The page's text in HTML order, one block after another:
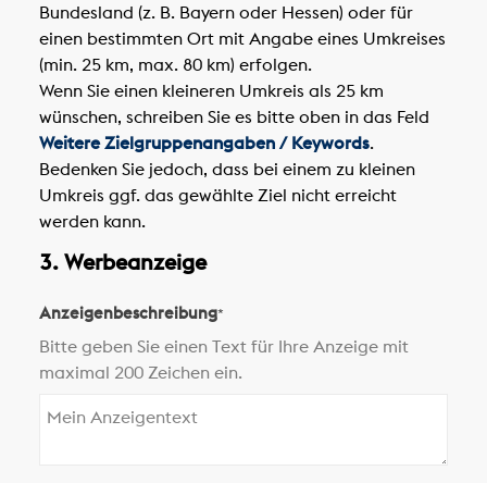
Bundesland (z. B. Bayern oder Hessen) oder für
einen bestimmten Ort mit Angabe eines Umkreises
(min. 25 km, max. 80 km) erfolgen.
Wenn Sie einen kleineren Umkreis als 25 km
wünschen, schreiben Sie es bitte oben in das Feld
Weitere Zielgruppenangaben / Keywords.
Bedenken Sie jedoch, dass bei einem zu kleinen
Umkreis ggf. das gewählte Ziel nicht erreicht
werden kann.
3. Werbeanzeige
Anzeigenbeschreibung*
Bitte geben Sie einen Text für Ihre Anzeige mit
maximal 200 Zeichen ein.